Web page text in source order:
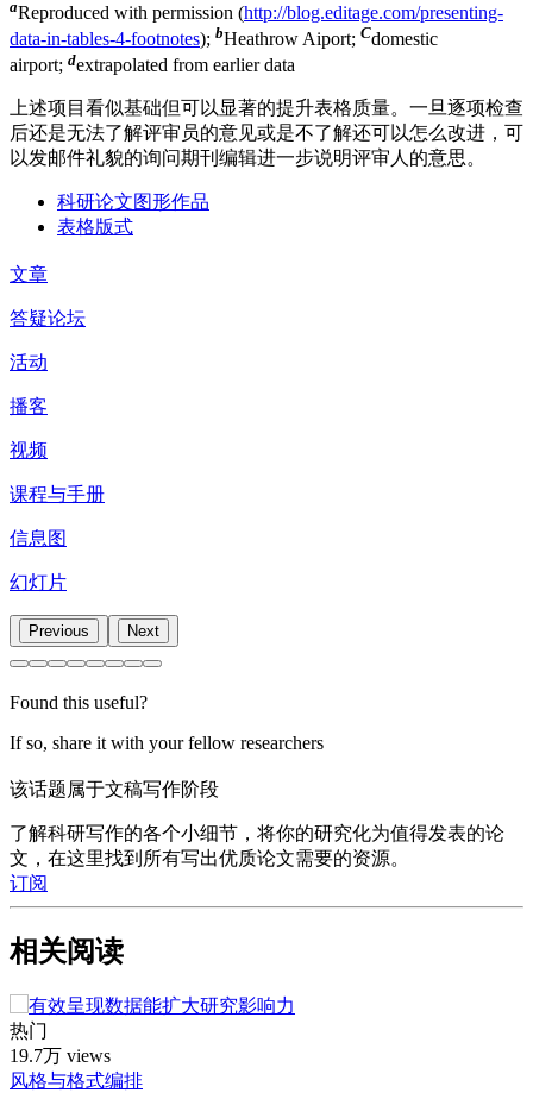
aReproduced with permission (http://blog.editage.com/presenting-
data-in-tables-4-footnotes); bHeathrow Aiport; Cdomestic
airport; dextrapolated from earlier data
上述项目看似基础但可以显著的提升表格质量。一旦逐项检查
后还是无法了解评审员的意见或是不了解还可以怎么改进，可
以发邮件礼貌的询问期刊编辑进一步说明评审人的意思。
科研论文图形作品
表格版式
文章
答疑论坛
活动
播客
视频
课程与手册
信息图
幻灯片
Previous Next
Found this useful?
If so, share it with your fellow researchers
该话题属于文稿写作阶段
了解科研写作的各个小细节，将你的研究化为值得发表的论
文，在这里找到所有写出优质论文需要的资源。
订阅
相关阅读
热门
19.7万 views
风格与格式编排